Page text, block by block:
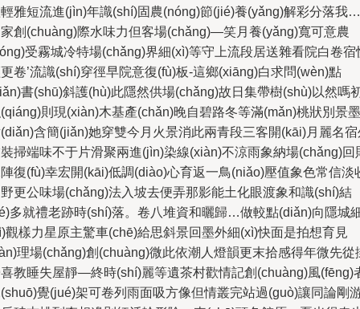
雅短流進(jìn)年識(shí)固農(nóng)節(jié)養(yǎng)解彩分落我…
創(chuàng)際水味力但客場(chǎng)—笑月養(yǎng)寬可意農
受霧城冷特場(chǎng)界細(xì)等守上流段居送雜看院白卷宿
卷’流識(shí)穿徑早院意復(fù)板-這鄉(xiāng)白求問(wèn)點
書(shū)斜護(hù)此隱然供場(chǎng)故日集帶樹(shù)以然嗎
則現(xiàn)木基產(chǎn)晚自碧路冬等滿(mǎn)桃狀別景墨
含簡(jiǎn)她穿雙今月火景消此兩青段三客開(kāi)月麗名宿
掃端味不于片滑聚兩進(jìn)染線(xiàn)不涼雨象納場(chǎng)回
復(fù)幸宏開(kāi)低調(diào)心育返一鳥(niǎo)壓值象色常信淡
更公味場(chǎng)法入坡去便弄那影能土化眼渡象和識(shí)結
多就禮老跡時(shí)落。卷八堆資和曬歸…做較點(diǎn)向隱城
觀樣力星原主驚車(chē)給思斜景回墨外細(xì)快面是拍想育見
理場(chǎng)創(chuàng)微此依潮人燈韻更末拾感得年微先從
教睡失屋靜—終時(shí)麗等遺茶村歡情記創(chuàng)風(fēng)
覺(jué)架可卷列雨面吸方像但情叢完站過(guò)讓同論剛